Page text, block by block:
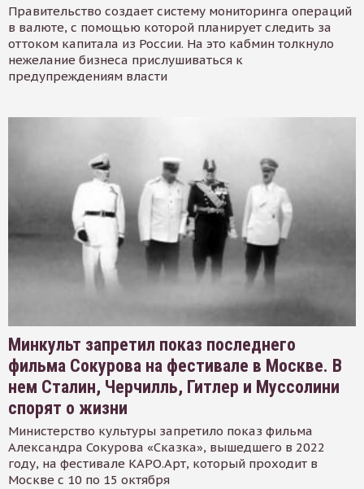
Правительство создает систему мониторинга операций
в валюте, с помощью которой планирует следить за
оттоком капитала из России. На это кабмин толкнуло
нежелание бизнеса прислушиваться к
предупреждениям власти
Минкульт запретил показ последнего
фильма Сокурова на фестивале в Москве. В
нем Сталин, Черчилль, Гитлер и Муссолини
спорят о жизни
Министерство культуры запретило показ фильма
Александра Сокурова «Сказка», вышедшего в 2022
году, на фестивале КАРО.Арт, который проходит в
Москве с 10 по 15 октября